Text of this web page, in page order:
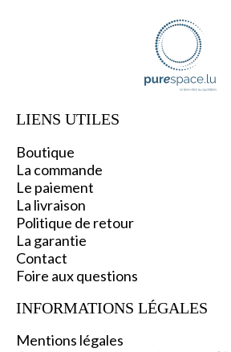
LIENS UTILES
Boutique
La commande
Le paiement
La livraison
Politique de retour
La garantie
Contact
Foire aux questions
INFORMATIONS LÉGALES
Mentions légales